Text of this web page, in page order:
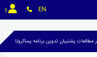
EN
پشتیبان تدوین برنامه پساکرونا